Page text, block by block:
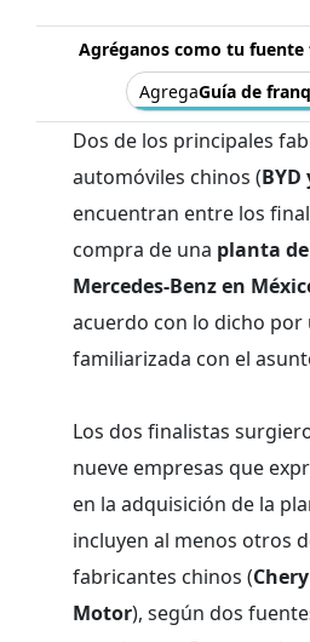
Agréganos como tu fuente
AgregaGuía de
Dos de los principales
automóviles chinos (BYD
encuentran entre los
compra de una planta
Mercedes-Benz en
acuerdo con lo dicho por
familiarizada con el
Los dos finalistas
nueve empresas que
en la adquisición de la
incluyen al menos otros
fabricantes chinos (
Motor), según dos